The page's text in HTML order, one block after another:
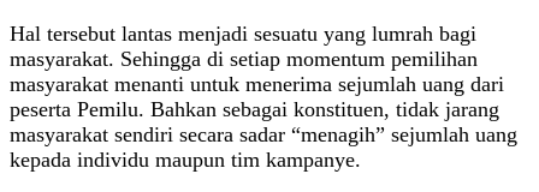
Hal tersebut lantas menjadi sesuatu yang lumrah bagi
masyarakat. Sehingga di setiap momentum pemilihan
masyarakat menanti untuk menerima sejumlah uang dari
peserta Pemilu. Bahkan sebagai konstituen, tidak jarang
masyarakat sendiri secara sadar “menagih” sejumlah uang
kepada individu maupun tim kampanye.